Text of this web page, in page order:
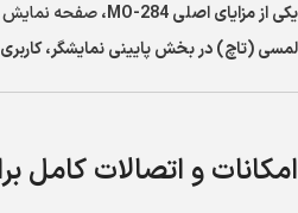
یکی از مزایای اصلی MO-284، صفحه نمایش 3 اینچی تمام رنگی LCD
لمسی (تاچ) در بخش پایینی نمایشگر،
امکانات و اتصالات کامل